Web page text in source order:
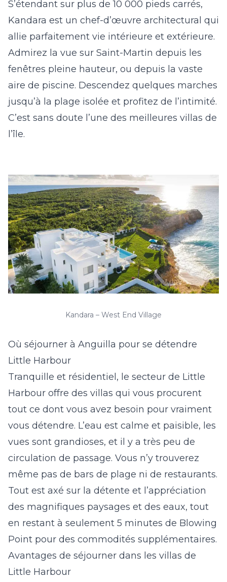
S’étendant sur plus de 10 000 pieds carrés,
Kandara est un chef-d’œuvre architectural qui
allie parfaitement vie intérieure et extérieure.
Admirez la vue sur Saint-Martin depuis les
fenêtres pleine hauteur, ou depuis la vaste
aire de piscine. Descendez quelques marches
jusqu’à la plage isolée et profitez de l’intimité.
C’est sans doute l’une des meilleures villas de
l’île.
Kandara – West End Village
Où séjourner à Anguilla pour se détendre
Little Harbour
Tranquille et résidentiel, le secteur de Little
Harbour offre des villas qui vous procurent
tout ce dont vous avez besoin pour vraiment
vous détendre. L’eau est calme et paisible, les
vues sont grandioses, et il y a très peu de
circulation de passage. Vous n’y trouverez
même pas de bars de plage ni de restaurants.
Tout est axé sur la détente et l’appréciation
des magnifiques paysages et des eaux, tout
en restant à seulement 5 minutes de Blowing
Point pour des commodités supplémentaires.
Avantages de séjourner dans les villas de
Little Harbour